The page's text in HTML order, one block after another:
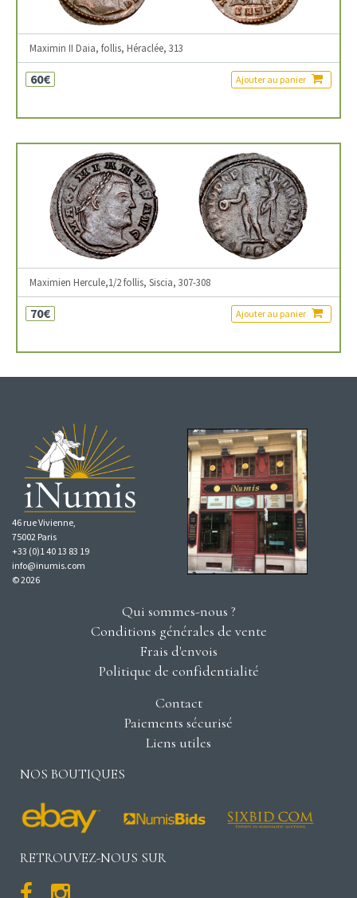
Maximin II Daia, follis, Héraclée, 313
60€ Ajouter au panier
Maximien Hercule,1/2 follis, Siscia, 307-308
70€ Ajouter au panier
46 rue Vivienne,
75002 Paris
+33 (0)1 40 13 83 19
info@inumis.com
© 2026
Qui sommes-nous ?
Conditions générales de vente
Frais d'envois
Politique de confidentialité
Contact
Paiements sécurisé
Liens utiles
NOS BOUTIQUES
RETROUVEZ-NOUS SUR